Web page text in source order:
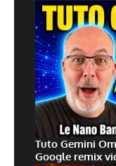
Tuto Gemini
Google remix